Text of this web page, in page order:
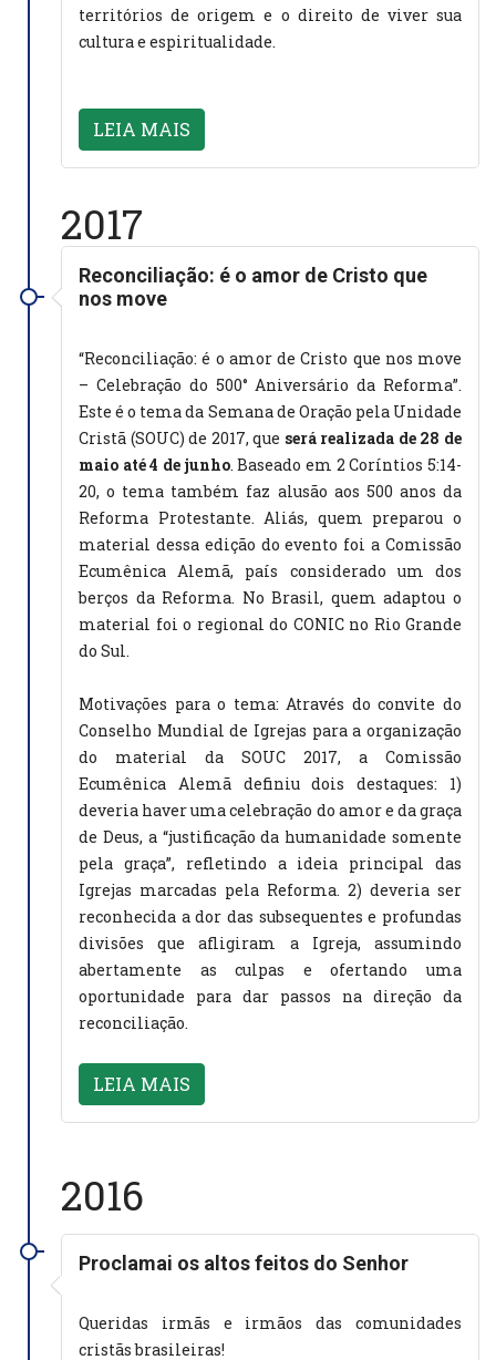
territórios de origem e o direito de viver sua
cultura e espiritualidade.
LEIA MAIS
2017
Reconciliação: é o amor de Cristo que
nos move
“Reconciliação: é o amor de Cristo que nos move
– Celebração do 500° Aniversário da Reforma”.
Este é o tema da Semana de Oração pela Unidade
Cristã (SOUC) de 2017, que será realizada de 28 de
maio até 4 de junho. Baseado em 2 Coríntios 5:14-
20, o tema também faz alusão aos 500 anos da
Reforma Protestante. Aliás, quem preparou o
material dessa edição do evento foi a Comissão
Ecumênica Alemã, país considerado um dos
berços da Reforma. No Brasil, quem adaptou o
material foi o regional do CONIC no Rio Grande
do Sul.
Motivações para o tema: Através do convite do
Conselho Mundial de Igrejas para a organização
do material da SOUC 2017, a Comissão
Ecumênica Alemã definiu dois destaques: 1)
deveria haver uma celebração do amor e da graça
de Deus, a “justificação da humanidade somente
pela graça”, refletindo a ideia principal das
Igrejas marcadas pela Reforma. 2) deveria ser
reconhecida a dor das subsequentes e profundas
divisões que afligiram a Igreja, assumindo
abertamente as culpas e ofertando uma
oportunidade para dar passos na direção da
reconciliação.
LEIA MAIS
2016
Proclamai os altos feitos do Senhor
Queridas irmãs e irmãos das comunidades
cristãs brasileiras!